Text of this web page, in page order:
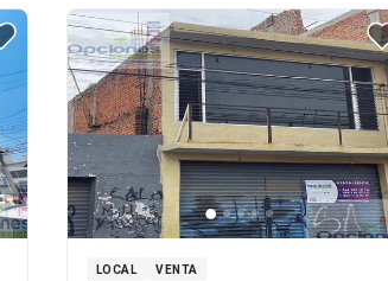
LOCAL VENTA